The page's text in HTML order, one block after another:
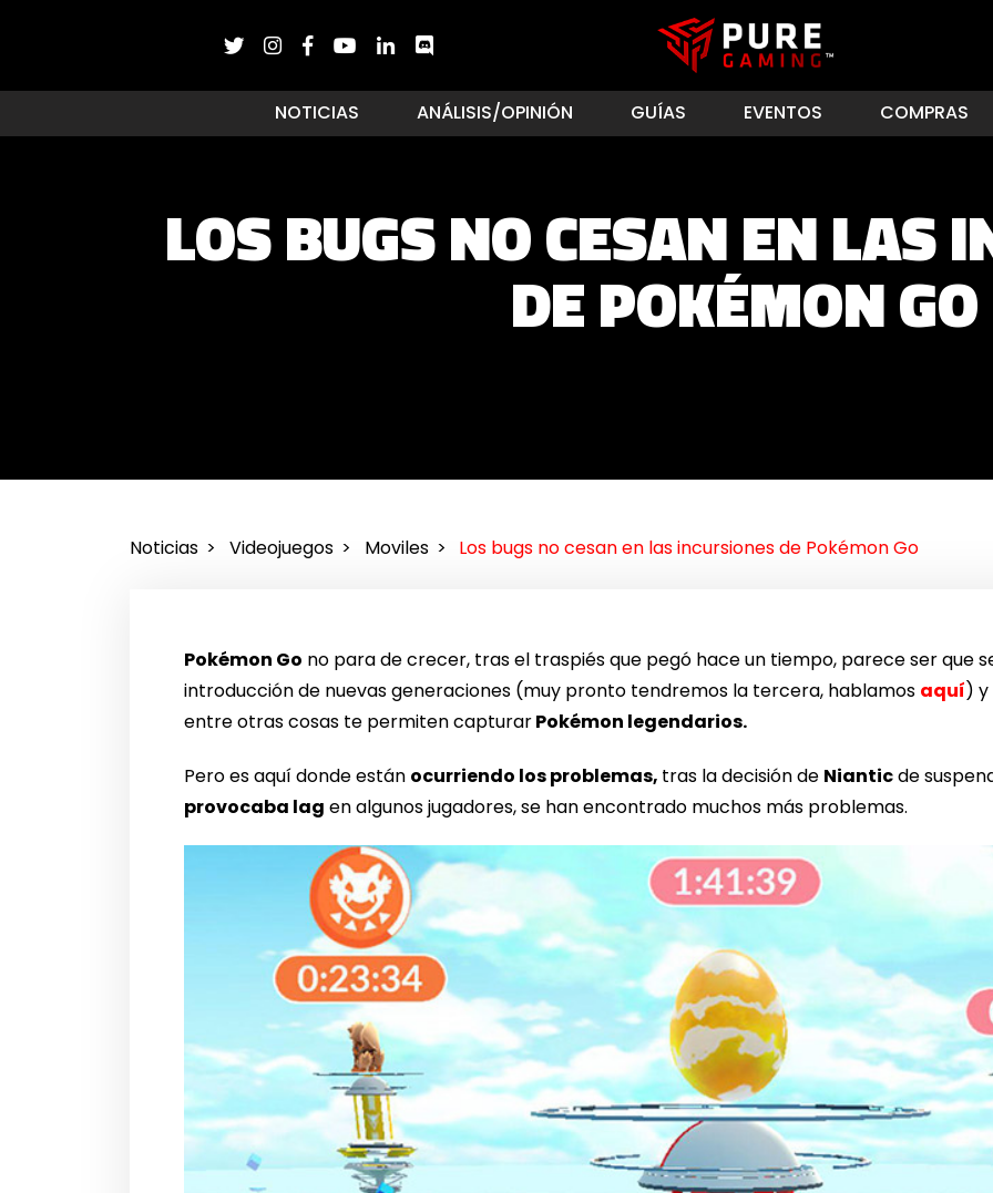
NOTICIAS ANÁLISIS/OPINIÓN GUÍAS EVENTOS COMPRAS
LOS BUGS NO CESAN EN LAS
DE POKÉMON GO
Noticias Videojuegos Moviles Los bugs no cesan en las incursiones de Pokémon Go
Pokémon Go no para de crecer, tras el traspiés que pegó hace un tiempo, parece ser que
introducción de nuevas generaciones (muy pronto tendremos la tercera, hablamos aquí)
entre otras cosas te permiten capturarPokémon legendarios.
Pero es aquí donde están ocurriendo los problemas, tras la decisión de Nianticde
provocaba lag en algunos jugadores, se han encontrado muchos más problemas.